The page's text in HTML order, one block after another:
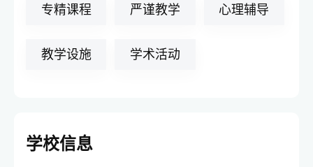
专精课程 严谨教学 心理辅导
教学设施 学术活动
学校信息